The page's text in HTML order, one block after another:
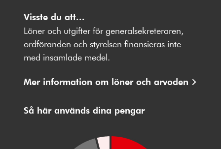
oss
på
Facebbok
oss
på
oss
på
Instagram
på
Youtube
på
LinkedIn
Visste du att...
Löner och utgifter för generalsekreteraren,
ordföranden och styrelsen finansieras inte
med insamlade medel.
Mer information om löner och arvoden
Så här används dina pengar